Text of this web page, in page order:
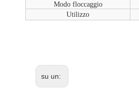
Modo floccaggio
Utilizzo
su un: